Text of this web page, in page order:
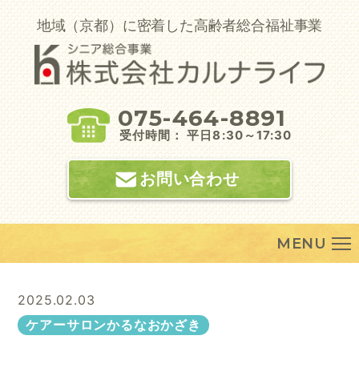
Skip
to
content
地域（京都）に密着した高齢者総合福祉事業
075-464-8891
受付時間： 平日8:30～17:30
お問い合わせ
MENU
2025.02.03
ケアーサロンかるなおかざき